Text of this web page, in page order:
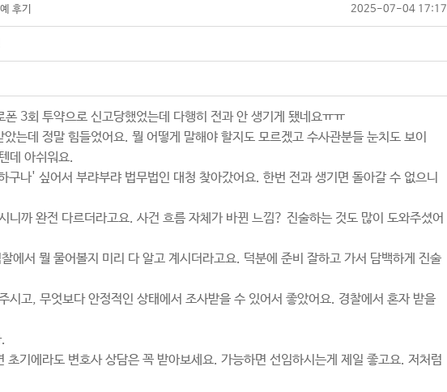
후기 2025-07-04 17:17
3회 투약으로 신고당했었는데 다행히 전과 안 생기게 됐네요ㅠㅠ
는데 정말 힘들었어요. 뭘 어떻게 말해야 할지도 모르겠고 수사관분들 눈치도 보이
데 아쉬워요.
구나' 싶어서 부랴부랴 법무법인 대청 찾아갔어요. 한번 전과 생기면 돌아갈 수 없으니
니까 완전 다르더라고요. 사건 흐름 자체가 바뀐 느낌? 진술하는 것도 많이 도와주셨어
에서 뭘 물어볼지 미리 다 알고 계시더라고요. 덕분에 준비 잘하고 가서 담백하게 진술
시고, 무엇보다 안정적인 상태에서 조사받을 수 있어서 좋았어요. 경찰에서 혼자 받을
초기에라도 변호사 상담은 꼭 받아보세요. 가능하면 선임하시는게 제일 좋고요. 저처럼